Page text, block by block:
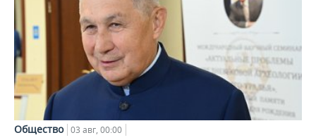
Общество 03 авг, 00:00